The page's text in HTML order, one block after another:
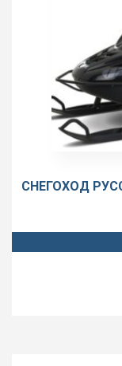
СНЕГОХОД